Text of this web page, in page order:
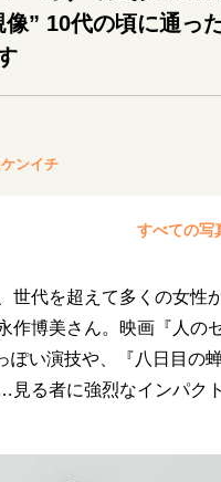
き方
変革の原動力
次世代への
像” 10代の頃に通っ
ンイチ
すべての写
世代を超えて多くの女性
作博美さん。映画『人の
ぽい演技や、『八日目の
る者に強烈なインパク